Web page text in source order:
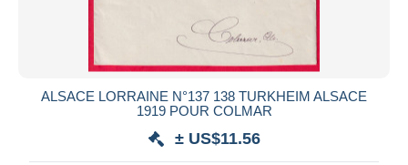
ALSACE LORRAINE N°137 138 TURKHEIM ALSACE
1919 POUR COLMAR
± US$11.56